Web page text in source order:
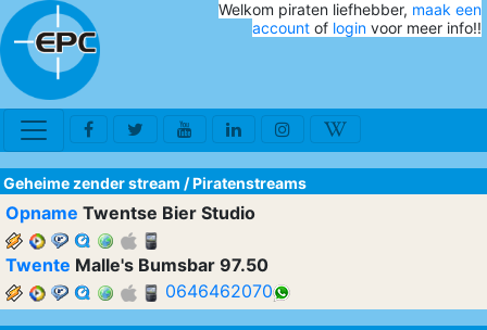
Welkom piraten liefhebber, maak een
account of login voor meer info!!
Geheime zender stream /Piratenstreams
Opname Twentse Bier Studio
Twente Malle's Bumsbar 97.50
0646462070